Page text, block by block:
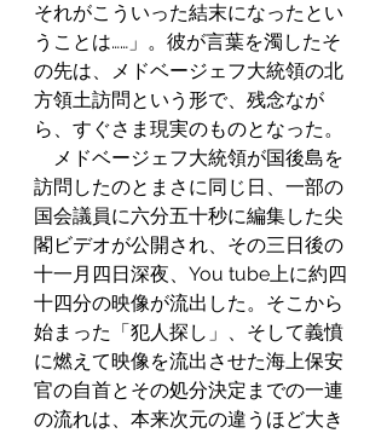
それがこういった結末になったとい
うことは……」。彼が言葉を濁したそ
の先は、メドベージェフ大統領の北
方領土訪問という形で、残念なが
ら、すぐさま現実のものとなった。
メドベージェフ大統領が国後島を
訪問したのとまさに同じ日、一部の
国会議員に六分五十秒に編集した尖
閣ビデオが公開され、その三日後の
十一月四日深夜、You tube上に約四
十四分の映像が流出した。そこから
始まった「犯人探し」、そして義憤
に燃えて映像を流出させた海上保安
官の自首とその処分決定までの一連
の流れは、本来次元の違うほど大き